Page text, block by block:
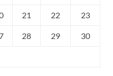
21 22 23
28 29 30